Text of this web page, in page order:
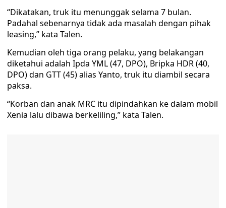
“Dikatakan, truk itu menunggak selama 7 bulan.
Padahal sebenarnya tidak ada masalah dengan pihak
leasing,” kata Talen.
Kemudian oleh tiga orang pelaku, yang belakangan
diketahui adalah Ipda YML (47, DPO), Bripka HDR (40,
DPO) dan GTT (45) alias Yanto, truk itu diambil secara
paksa.
“Korban dan anak MRC itu dipindahkan ke dalam mobil
Xenia lalu dibawa berkeliling,” kata Talen.